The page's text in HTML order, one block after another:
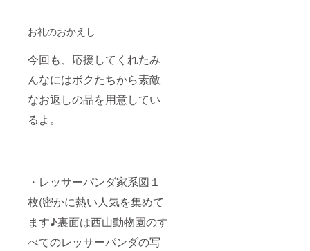
お礼のおかえし
今回も、応援してくれたみ
んなにはボクたちから素敵
なお返しの品を用意してい
るよ。
・レッサーパンダ家系図１
枚(密かに熱い人気を集めて
ます♪裏面は西山動物園のす
べてのレッサーパンダの写